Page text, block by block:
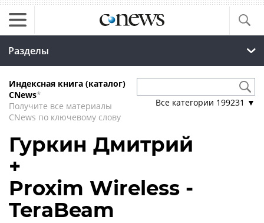
Разделы
Индексная книга (каталог)
CNews*
Получите все материалы
CNews по ключевому слову
Все категории 199231 ▼
Гуркин Дмитрий
+
Proxim Wireless -
TeraBeam